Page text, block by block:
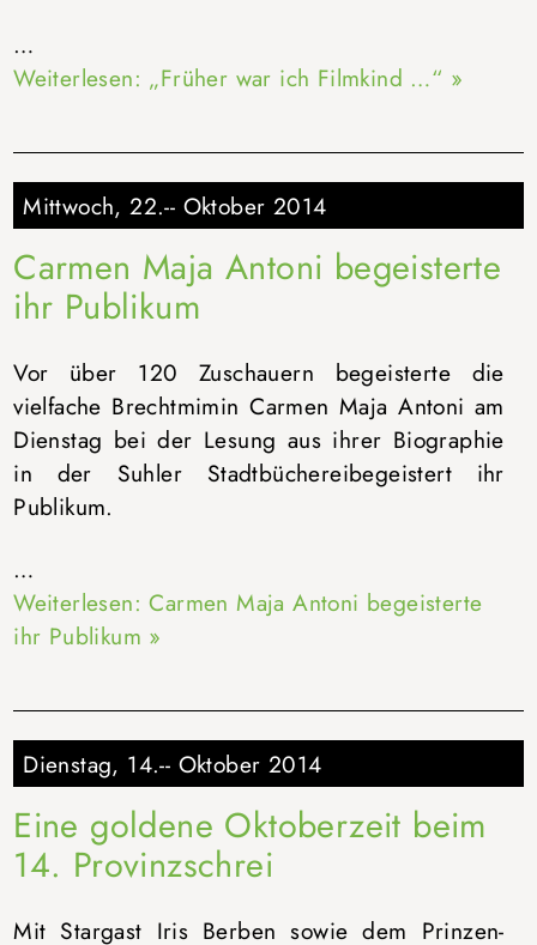
…
Weiterlesen: „Früher war ich Filmkind …“ »
Mittwoch, 22.-- Oktober 2014
Carmen Maja Antoni begeisterte
ihr Publikum
Vor über 120 Zuschauern begeisterte die
vielfache Brechtmimin Carmen Maja Antoni am
Dienstag bei der Lesung aus ihrer Biographie
in der Suhler Stadtbüchereibegeistert ihr
Publikum.
…
Weiterlesen: Carmen Maja Antoni begeisterte
ihr Publikum »
Dienstag, 14.-- Oktober 2014
Eine goldene Oktoberzeit beim
14. Provinzschrei
Mit Stargast Iris Berben sowie dem Prinzen-